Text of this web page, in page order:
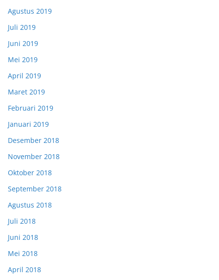
Agustus 2019
Juli 2019
Juni 2019
Mei 2019
April 2019
Maret 2019
Februari 2019
Januari 2019
Desember 2018
November 2018
Oktober 2018
September 2018
Agustus 2018
Juli 2018
Juni 2018
Mei 2018
April 2018